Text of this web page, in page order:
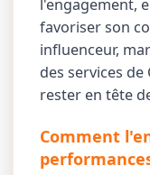
l'engagement,
favoriser son
influenceur,
des services
rester en tête
Comment